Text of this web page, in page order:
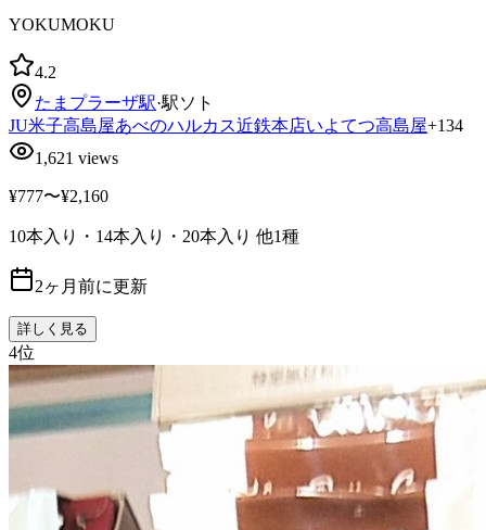
YOKUMOKU
4.2
たまプラーザ駅·駅ソト
JU米子高島屋あべのハルカス近鉄本店いよてつ高島屋+134
1,621 views
¥777〜¥2,160
10本入り・14本入り・20本入り 他1種
2ヶ月前に更新
詳しく見る
4位